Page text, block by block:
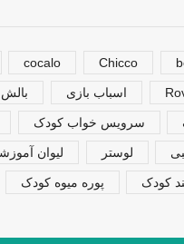
Chicco
cocalo
اسباب بازی
سرویس خواب کودک
لوستر لیوان
کودک پوره میوه کودک